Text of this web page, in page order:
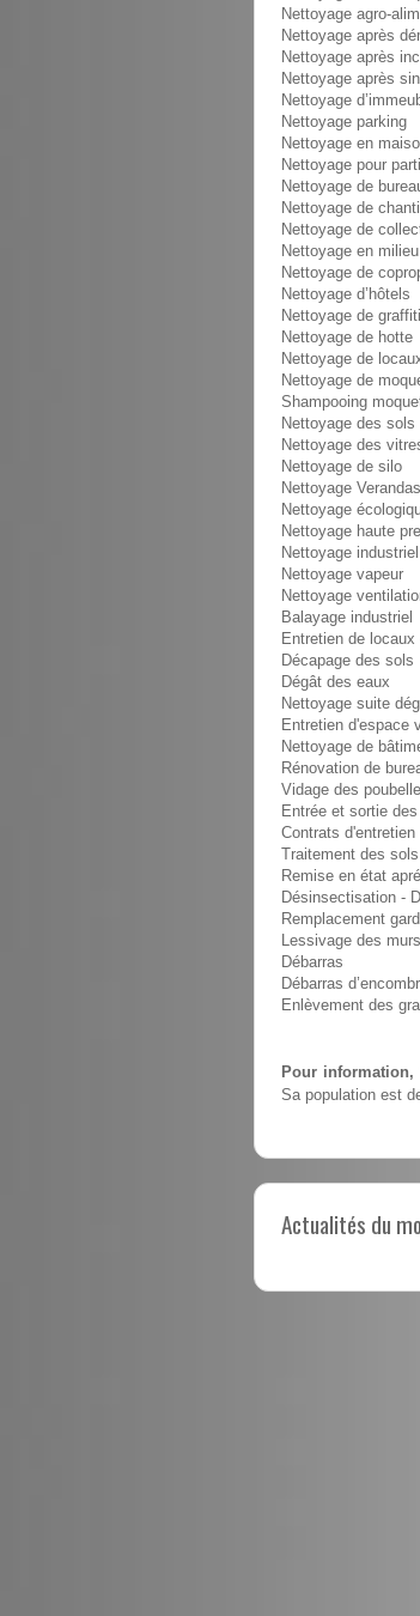
Nettoyage agro-
Nettoyage après
Nettoyage après
Nettoyage après
Nettoyage
Nettoyage parking
Nettoyage en
Nettoyage pour
Nettoyage de
Nettoyage de
Nettoyage de
Nettoyage en
Nettoyage de
Nettoyage d’hôtels
Nettoyage de graffiti
Nettoyage de hotte
Nettoyage de
Nettoyage de
Shampooing
Nettoyage des sols
Nettoyage des
Nettoyage de silo
Nettoyage Verandas
Nettoyage
Nettoyage haute
Nettoyage industriel
Nettoyage vapeur
Nettoyage
Balayage industriel
Entretien de
Décapage des sols
Dégât des eaux
Nettoyage suite
Entretien d'espace
Nettoyage de
Rénovation de
Vidage des
Entrée et sortie
Contrats
Traitement des
Remise en état
Désinsectisation -
Remplacement
Lessivage des
Débarras
Débarras
Enlèvement des
Pour information,
Sa population est
Actualités du